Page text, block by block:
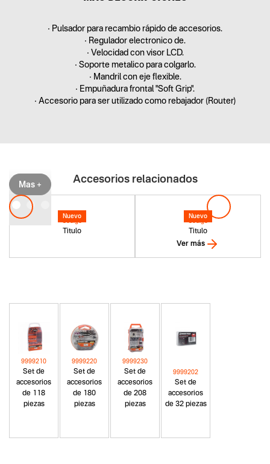
• Pulsador para recambio rápido de accesorios.
• Regulador electronico de.
• Velocidad con visor LCD.
• Soporte metalico para colgarlo.
• Mandril con eje flexible.
• Empuñadura frontal "Soft Grip".
• Accesorio para ser utilizado como rebajador (Router)
Mas + Accesorios relacionados
Nuevo
Titulo
Codigo
Nuevo
Titulo
Codigo
Ver más
Set de
accesorios
de 118
piezas
9999210
Set de
accesorios
de 180
piezas
9999220
Set de
accesorios
de 208
piezas
9999230
Set de
accesorios
de 32 piezas
9999202